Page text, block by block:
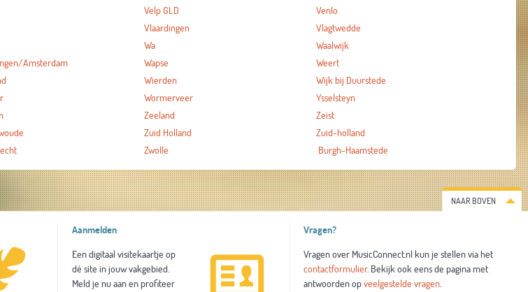
Velp GLD
Venlo
Vlaardingen
Vlagtwedde
Wa
Waalwijk
Amsterdam Wapse
Weert
Wierden
Wijk bij Duurstede
Wormerveer
Ysselsteyn
Zeeland
Zeist
Zuid Holland
Zuid-holland
Zwolle Burgh-Haamstede
NAAR BOVEN
Aanmelden
Een digitaal visitekaartje op
dé site in jouw vakgebied.
Meld je nu aan en profiteer
Vragen?
Vragen over MusicConnect.nl kun je stellen via het
contactformulier. Bekijk ook eens de pagina met
antwoorden opveelgestelde vragen.